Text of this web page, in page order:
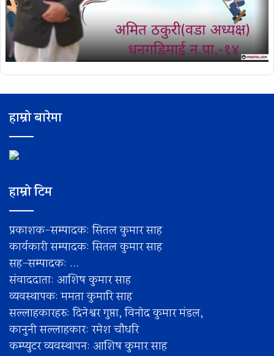
हाम्रो बारेमा
हाम्रो टिम
प्रकाशक-सम्पादक: सितल कुमार साह
कार्यकारी सम्पादक: सितल कुमार साह
सह–सम्पादक: ...
संवाददाता: आशिष कुमार साह
व्यवस्थापक: ममता कुमारि साह
सल्लाहकारहरु: दिनेश्वर गुप्ता, विनोद कुमार मंडल,
कानुनी सल्लाहकार: रमेश चाैधरि
कम्प्युटर व्यवस्थापन: आशिष कुमार साह